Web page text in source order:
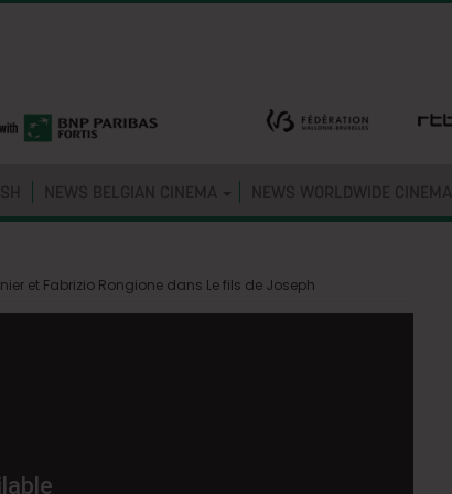
NEWS BELGIAN CINEMA NEWS WORLDWIDE CINEMA
et Fabrizio Rongione dans Le fils de Joseph